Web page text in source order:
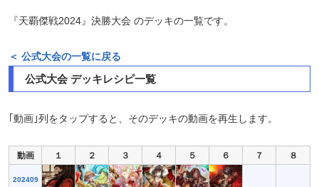
『天覇傑戦2024』決勝大会 のデッキの一覧です。
＜ 公式大会の一覧に戻る
公式大会 デッキレシピ一覧
｢動画｣列をタップすると、そのデッキの動画を再生します。
動画 １ ２ ３ ４ ５ ６ ７ ８
202409